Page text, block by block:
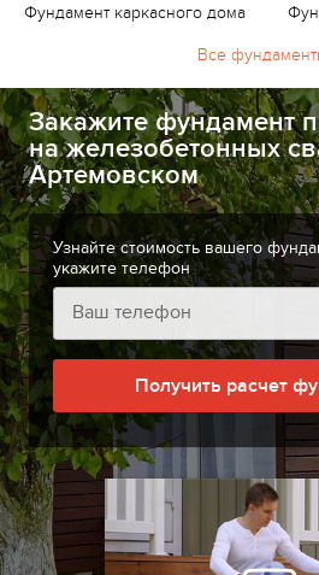
Фундамент каркасного дома
Все
Закажите фундамент
на железобетонных
Артемовском
Узнайте стоимость вашего
укажите телефон
Получить расчет